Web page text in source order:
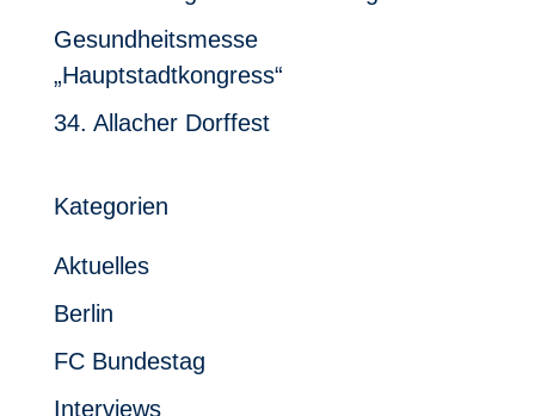
Gesundheitsmesse
„Hauptstadtkongress“
34. Allacher Dorffest
Kategorien
Aktuelles
Berlin
FC Bundestag
Interviews